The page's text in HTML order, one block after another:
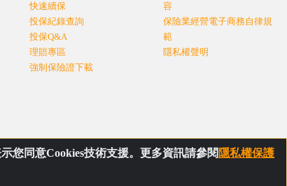
您同意Cookies技術支援。更多資訊請參閱 隱私權保護
快速續保
投保紀錄查詢
投保Q&A
理賠專區
強制保險證下載
容
保險業經營電子商務自律規
範
隱私權聲明